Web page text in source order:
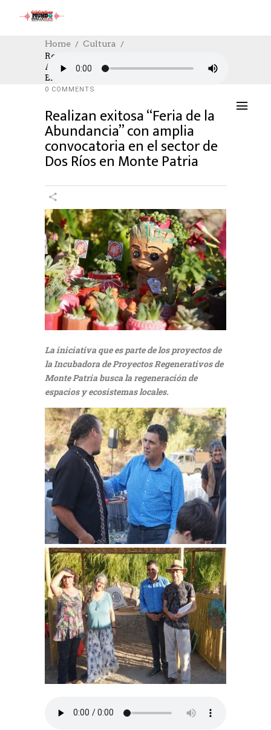
Home
Cultura
Realizan Exitosa “Feria De La
Abundancia” Con Amplia Convocatoria
En El Sector De Dos Ríos En Monte Patria
CULTURA,CULTURE
29/02/2024
AUTHOR: HECTOR
0 COMMENTS
Realizan exitosa “Feria de la
Abundancia” con amplia
convocatoria en el sector de
Dos Ríos en Monte Patria
La iniciativa que es parte de los proyectos de
la Incubadora de Proyectos Regenerativos de
Monte Patria busca la regeneración de
espacios y ecosistemas locales.